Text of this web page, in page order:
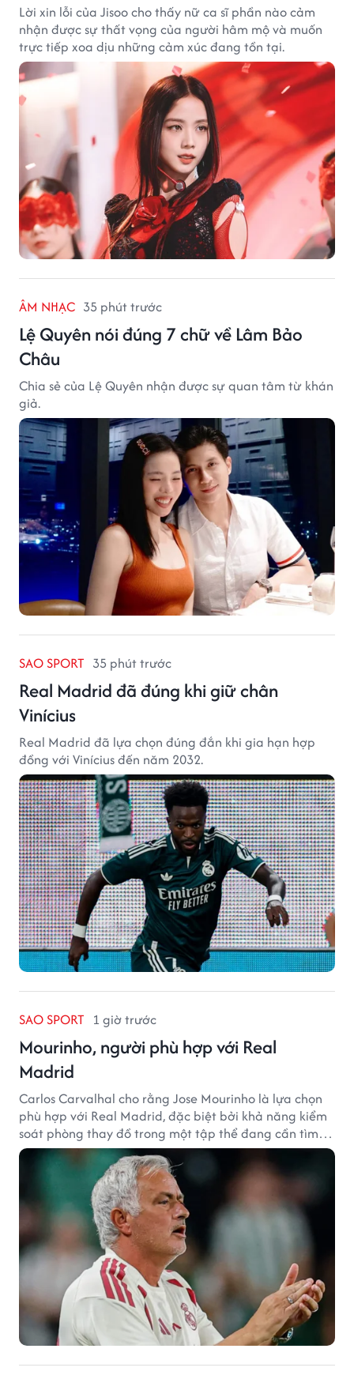
Lời xin lỗi của Jisoo cho thấy nữ ca sĩ phần nào cảm
nhận được sự thất vọng của người hâm mộ và muốn
trực tiếp xoa dịu những cảm xúc đang tồn tại.
ÂM NHẠC 35 phút trước
Lệ Quyên nói đúng 7 chữ về Lâm Bảo
Châu
Chia sẻ của Lệ Quyên nhận được sự quan tâm từ khán
giả.
SAO SPORT 35 phút trước
Real Madrid đã đúng khi giữ chân
Vinícius
Real Madrid đã lựa chọn đúng đắn khi gia hạn hợp
đồng với Vinícius đến năm 2032.
SAO SPORT 1 giờ trước
Mourinho, người phù hợp với Real
Madrid
Carlos Carvalhal cho rằng Jose Mourinho là lựa chọn
phù hợp với Real Madrid, đặc biệt bởi khả năng kiểm
soát phòng thay đồ trong một tập thể đang cần tìm
lại sự ổn định.